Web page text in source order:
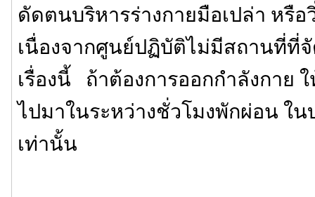
ดัดตนบริหารร่างกายมือเปล่า หรื
เนื่องจากศูนย์ปฏิบัติไม่มีสถานที่ที่
เรื่องนี้ ถ้าต้องการออกกำลังกาย
ไปมาในระหว่างชั่วโมงพักผ่อน ใ
เท่านั้น